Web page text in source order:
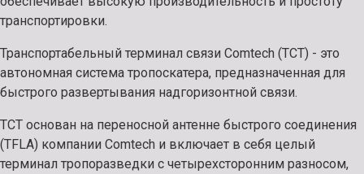
транспортировки.
Транспортабельный терминал связи Comtech (TCT) - это
автономная система тропоскатера, предназначенная для
быстрого развертывания надгоризонтной связи.
TCT основан на переносной антенне быстрого соединения
(TFLA) компании Comtech и включает в себя целый
терминал тропоразведки с четырехсторонним разносом,